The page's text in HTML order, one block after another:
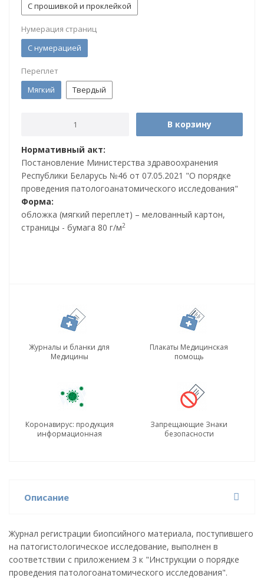
С прошивкой и проклейкой
Нумерация страниц
С нумерацией
Переплет
Мягкий
Твердый
В корзину
Нормативный акт:
Постановление Министерства здравоохранения
Республики Беларусь №46 от 07.05.2021 "О порядке
проведения патологоанатомического исследования"
Форма:
обложка (мягкий переплет) – мелованный картон,
страницы - бумага 80 г/м2
Журналы и бланки для
Медицины
Плакаты Медицинская
помощь
Коронавирус: продукция
информационная
Запрещающие Знаки
безопасности
Описание
Журнал регистрации биопсийного материала, поступившего
на патогистологическое исследование, выполнен в
соответствии с приложением 3 к "Инструкции о порядке
проведения патологоанатомического исследования".